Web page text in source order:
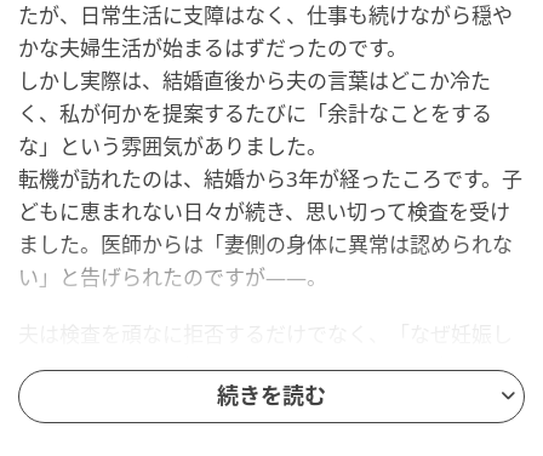
たが、日常生活に支障はなく、仕事も続けながら穏や
かな夫婦生活が始まるはずだったのです。
しかし実際は、結婚直後から夫の言葉はどこか冷た
く、私が何かを提案するたびに「余計なことをする
な」という雰囲気がありました。
転機が訪れたのは、結婚から3年が経ったころです。子
どもに恵まれない日々が続き、思い切って検査を受け
ました。医師からは「妻側の身体に異常は認められな
い」と告げられたのですが——。
ないんだ！」と不機嫌になるばかり。不妊治療を提案
しても「余計な金がかかる」と怒鳴り、義母に申し訳
が立たないと言い続けました。
続きを読む